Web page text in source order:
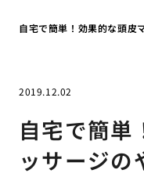
自宅で簡単！効果的な頭皮
2019.12.02
自宅で簡単
ッサージの